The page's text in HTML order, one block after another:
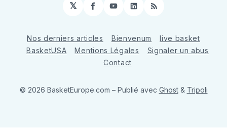
𝕏 Facebook
YouTube
LinkedIn
RSS
Nos derniers articles Bienvenum
live basket
BasketUSA
Mentions Légales
Signaler un abus
Contact
© 2026 BasketEurope.com – Publié avec Ghost& Tripoli